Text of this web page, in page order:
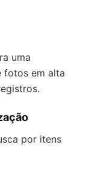
uma
fotos em alta
por itens